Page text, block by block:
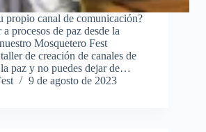
propio canal de comunicación?
procesos de paz desde la
Mosquetero Fest
de creación de canales de
paz y no puedes dejar de…
9 de agosto de 2023